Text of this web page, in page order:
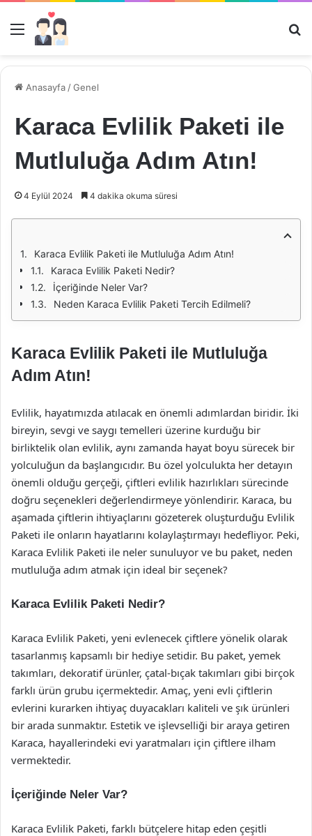
Menü
Anasayfa /Genel
Karaca Evlilik Paketi ile
Mutluluğa Adım Atın!
4 Eylül 2024 4 dakika okuma süresi
Karaca Evlilik Paketi ile Mutluluğa Adım Atın!
Karaca Evlilik Paketi Nedir?
İçeriğinde Neler Var?
Neden Karaca Evlilik Paketi Tercih Edilmeli?
Karaca Evlilik Paketi ile Mutluluğa
Adım Atın!
Evlilik, hayatımızda atılacak en önemli adımlardan biridir. İki
bireyin, sevgi ve saygı temelleri üzerine kurduğu bir
birliktelik olan evlilik, aynı zamanda hayat boyu sürecek bir
yolculuğun da başlangıcıdır. Bu özel yolculukta her detayın
önemli olduğu gerçeği, çiftleri evlilik hazırlıkları sürecinde
doğru seçenekleri değerlendirmeye yönlendirir. Karaca, bu
aşamada çiftlerin ihtiyaçlarını gözeterek oluşturduğu Evlilik
Paketi ile onların hayatlarını kolaylaştırmayı hedefliyor. Peki,
Karaca Evlilik Paketi ile neler sunuluyor ve bu paket, neden
mutluluğa adım atmak için ideal bir seçenek?
Karaca Evlilik Paketi Nedir?
Karaca Evlilik Paketi, yeni evlenecek çiftlere yönelik olarak
tasarlanmış kapsamlı bir hediye setidir. Bu paket, yemek
takımları, dekoratif ürünler, çatal-bıçak takımları gibi birçok
farklı ürün grubu içermektedir. Amaç, yeni evli çiftlerin
evlerini kurarken ihtiyaç duyacakları kaliteli ve şık ürünleri
bir arada sunmaktır. Estetik ve işlevselliği bir araya getiren
Karaca, hayallerindeki evi yaratmaları için çiftlere ilham
vermektedir.
İçeriğinde Neler Var?
Karaca Evlilik Paketi, farklı bütçelere hitap eden çeşitli